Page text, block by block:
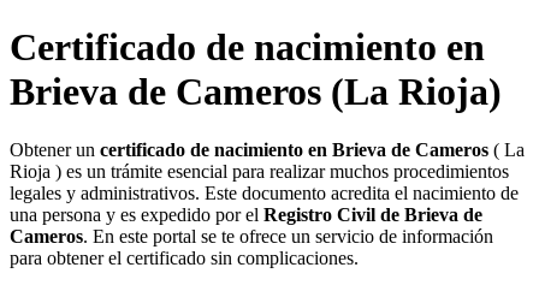
Certificado de nacimiento en
Brieva de Cameros (La Rioja)
Obtener un certificado de nacimiento en Brieva de Cameros ( La
Rioja ) es un trámite esencial para realizar muchos procedimientos
legales y administrativos. Este documento acredita el nacimiento de
una persona y es expedido por el Registro Civil de Brieva de
Cameros. En este portal se te ofrece un servicio de información
para obtener el certificado sin complicaciones.